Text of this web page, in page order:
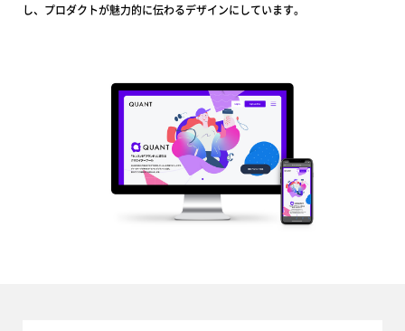
し、プロダクトが魅力的に伝わるデザインにしています。